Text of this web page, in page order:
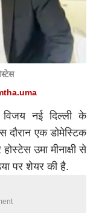
नई दिल्ली के
दौरान एक डोमेस्टिक
उमा मीनाक्षी से
पर शेयर की है.